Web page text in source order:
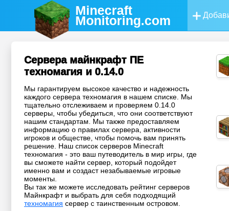
Minecraft
Monitoring.com
Сервера майнкрафт ПЕ
техномагия и 0.14.0
Мы гарантируем высокое качество и надежность
каждого сервера техномагия в нашем списке. Мы
тщательно отслеживаем и проверяем 0.14.0
серверы, чтобы убедиться, что они соответствуют
нашим стандартам. Мы также предоставляем
информацию о правилах сервера, активности
игроков и обществе, чтобы помочь вам принять
решение. Наш список серверов Minecraft
техномагия - это ваш путеводитель в мир игры, где
вы сможете найти сервер, который подойдет
именно вам и создаст незабываемые игровые
моменты.
Вы так же можете исследовать рейтинг серверов
Майнкрафт и выбрать для себя подходящий
техномагия сервер с таинственным островом.